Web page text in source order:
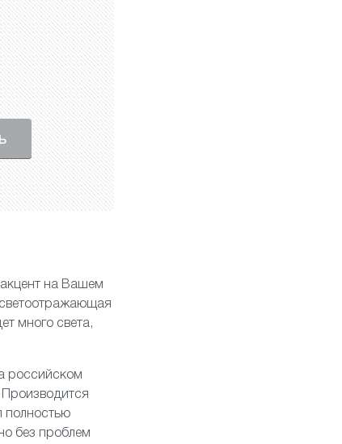
на Вашем
много света,
российском
полностью
без проблем